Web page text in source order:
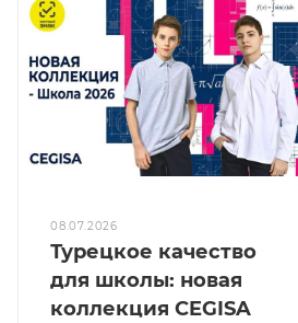
08.07.2026
Турецкое качество
для школы: новая
коллекция CEGISA